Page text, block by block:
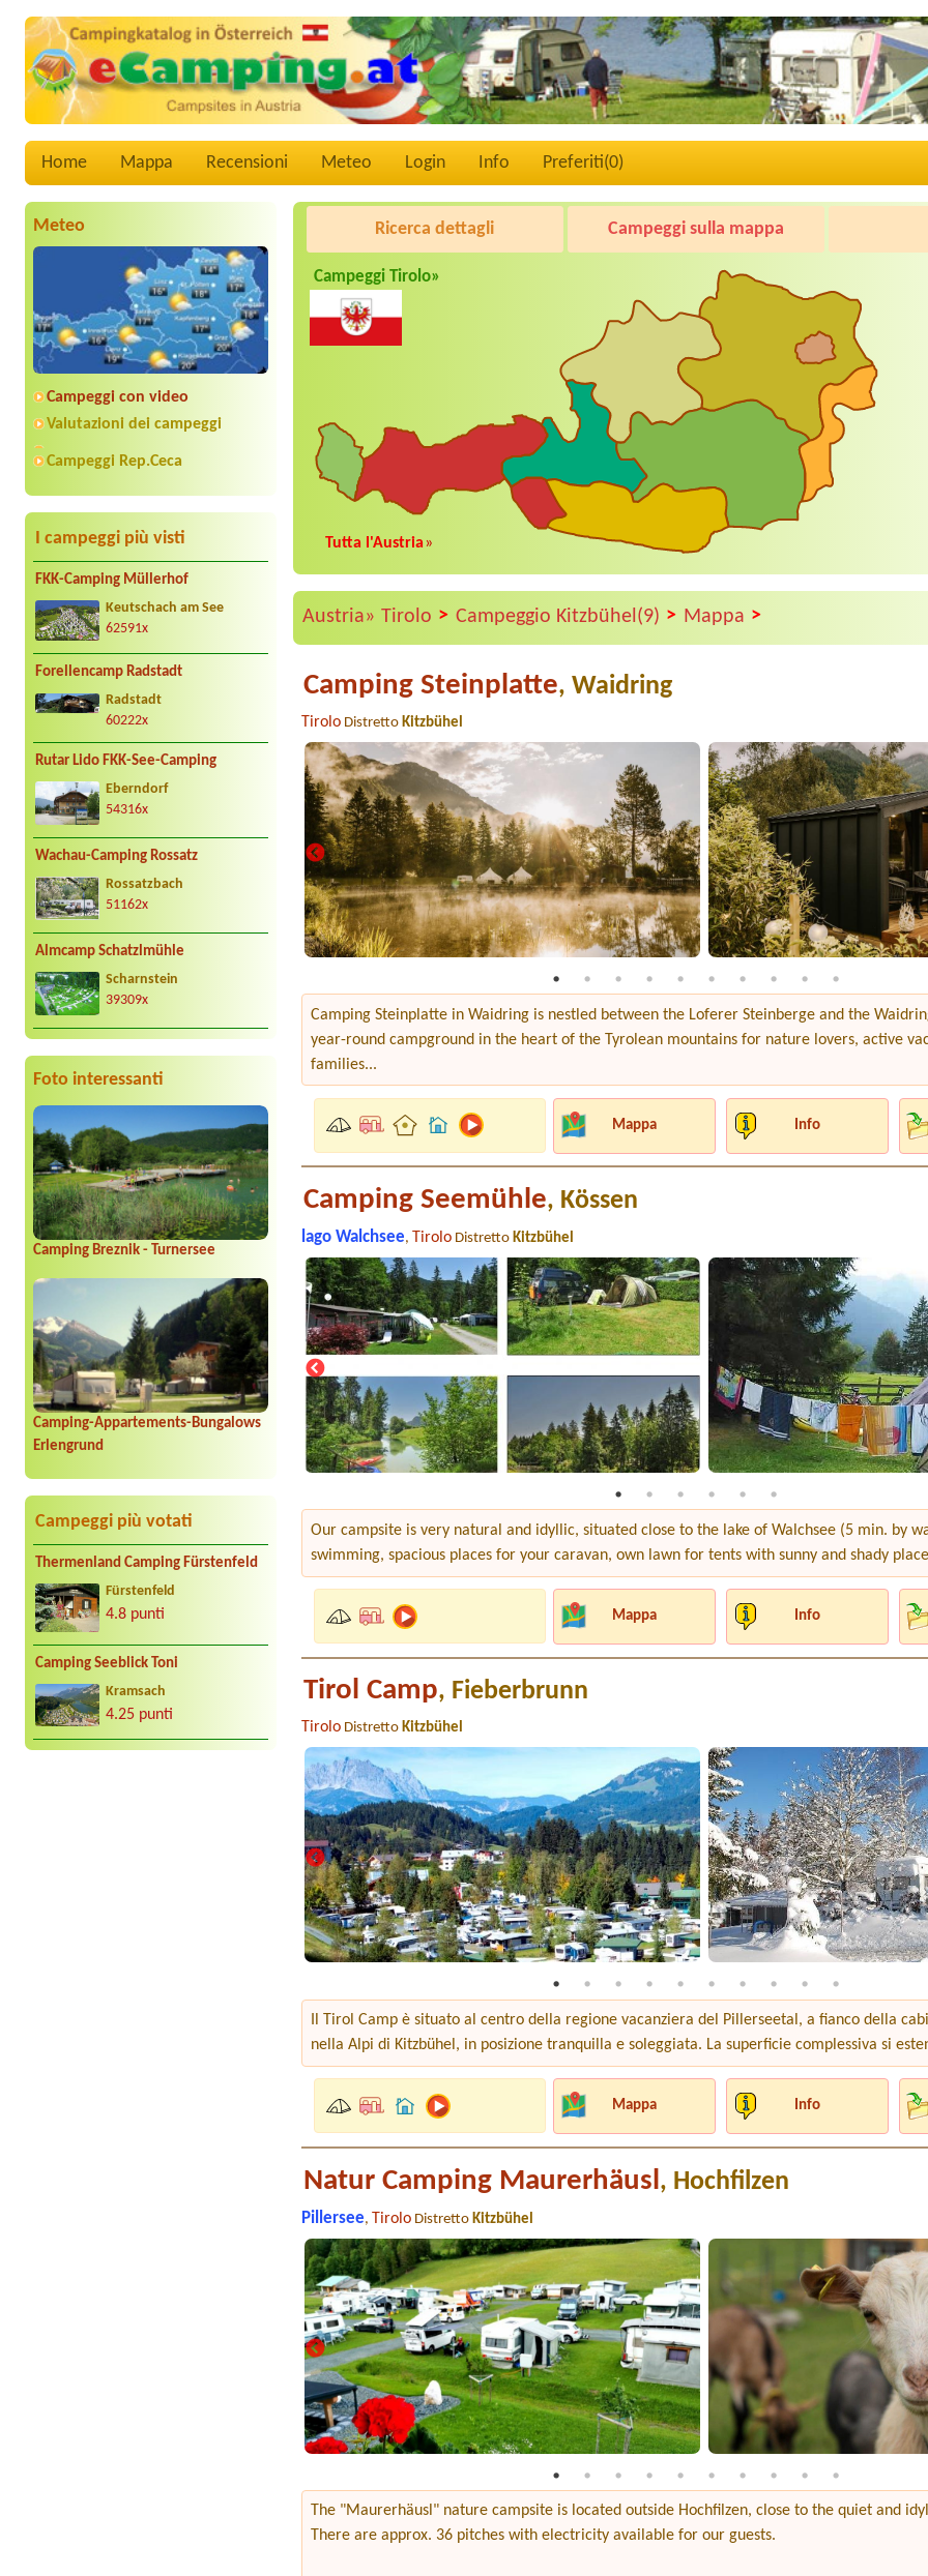
Home Mappa Recensioni Meteo Login Info Preferiti(0)
Meteo
Campeggi con video
Valutazioni dei campeggi
Campeggi Rep.Ceca
I campeggi più visti
FKK-Camping Müllerhof
Keutschach am See
62591x
Forellencamp Radstadt
Radstadt
60222x
Rutar Lido FKK-See-Camping
Eberndorf
54316x
Wachau-Camping Rossatz
Rossatzbach
51162x
Almcamp Schatzlmühle
Scharnstein
39309x
Foto interessanti
Camping Breznik - Turnersee
Camping-Appartements-Bungalows
Erlengrund
Campeggi più votati
Thermenland Camping Fürstenfeld
Fürstenfeld
4.8 punti
Camping Seeblick Toni
Kramsach
4.25 punti
Ricerca dettagli Campeggi sulla mappa
Campeggi Tirolo»
Tutta l'Austria »
Austria» Tirolo > Campeggio Kitzbühel(9) > Mappa >
Camping Steinplatte, Waidring
TiroloDistretto Kitzbühel
Camping Steinplatte in Waidring is nestled between the Loferer Steinberge and the
year-round campground in the heart of the Tyrolean mountains for nature lovers, active
families...
Mappa Info
Camping Seemühle, Kössen
lago Walchsee, TiroloDistretto Kitzbühel
Our campsite is very natural and idyllic, situated close to the lake of Walchsee (5 min. by
swimming, spacious places for your caravan, own lawn for tents with sunny and shady
Mappa Info
Tirol Camp, Fieberbrunn
TiroloDistretto Kitzbühel
Il Tirol Camp è situato al centro della regione vacanziera del Pillerseetal, a fianco della
nella Alpi di Kitzbühel, in posizione tranquilla e soleggiata. La superficie complessiva si
Mappa Info
Natur Camping Maurerhäusl , Hochfilzen
Pillersee, TiroloDistretto Kitzbühel
The "Maurerhäusl" nature campsite is located outside Hochfilzen, close to the quiet and
There are approx. 36 pitches with electricity available for our guests.